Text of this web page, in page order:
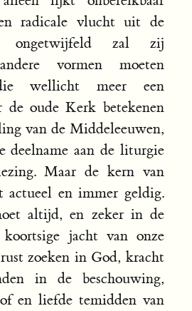
radicale vlucht uit de
ongetwijfeld zal zij
vormen moeten
wellicht meer een
de oude Kerk betekenen
van de Middeleeuwen,
deelname aan de liturgie
Maar de kern van
actueel en immer geldig.
altijd, en zeker in de
jacht van onze
zoeken in God, kracht
in de beschouwing,
en liefde temidden van